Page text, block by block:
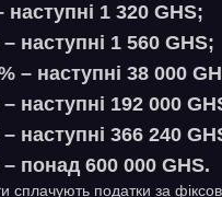
наступні 1 320 GHS;
– наступні 1 560 GHS;
– наступні 38 000
наступні 192 000
наступні 366 240
– понад 600 000 GHS.
сплачують податки за